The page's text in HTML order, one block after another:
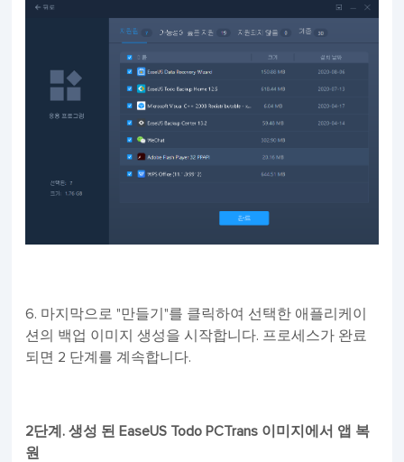
6. 마지막으로 "만들기"를 클릭하여 선택한 애플리케이
션의 백업 이미지 생성을 시작합니다. 프로세스가 완료
되면 2 단계를 계속합니다.
2단계. 생성 된 EaseUS Todo PCTrans 이미지에서 앱 복
원